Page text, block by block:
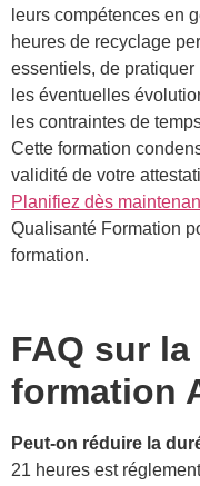
leurs compétences en
heures de recyclage
essentiels, de pratiquer
les éventuelles
les contraintes de
Cette formation
validité de votre
Planifiez dès
Qualisanté Formation
formation.
FAQ sur
formation
Peut-on réduire la
21 heures est